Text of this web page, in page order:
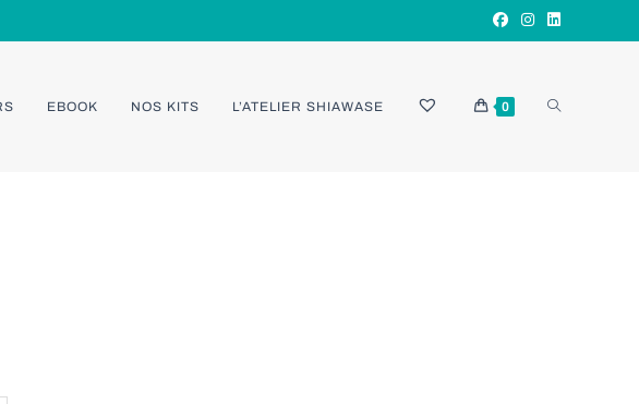
EBOOK NOS KITS L’ATELIER SHIAWASE 0 TOGGLE